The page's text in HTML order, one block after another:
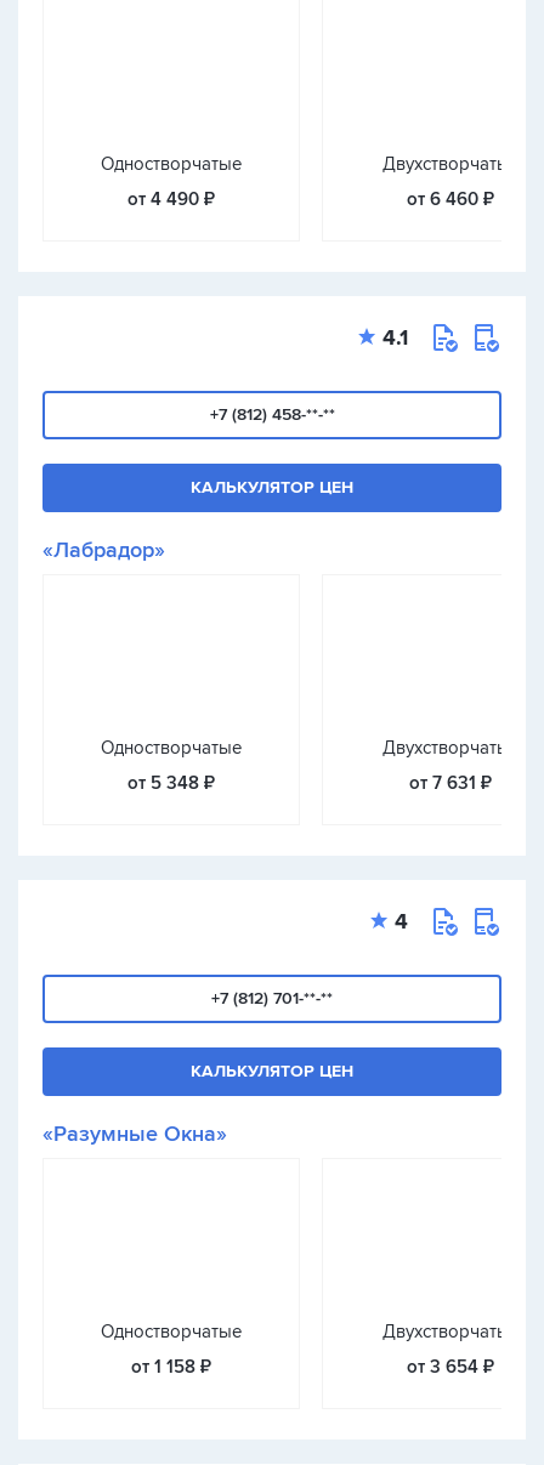
Одностворчатые
от 4 490 ₽
Двухстворчатые
от 6 460 ₽
4.1
+7 (812) 458-**-**
КАЛЬКУЛЯТОР ЦЕН
«Лабрадор»
Одностворчатые
от 5 348 ₽
Двухстворчатые
от 7 631 ₽
4
+7 (812) 701-**-**
КАЛЬКУЛЯТОР ЦЕН
«Разумные Окна»
Одностворчатые
от 1 158 ₽
Двухстворчатые
от 3 654 ₽